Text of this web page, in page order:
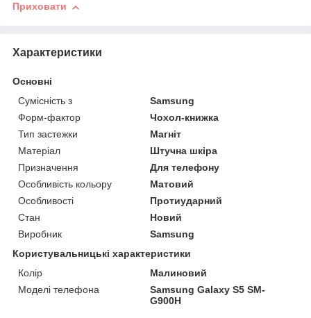
Приховати
Характеристики
Основні
Сумісність з
Samsung
Форм-фактор
Чохол-книжка
Тип застежки
Магніт
Матеріал
Штучна шкіра
Призначення
Для телефону
Особливість кольору
Матовий
Особливості
Протиударний
Стан
Новий
Виробник
Samsung
Користувальницькі характеристики
Колір
Малиновий
Моделі телефона
Samsung Galaxy S5 SM-
G900H